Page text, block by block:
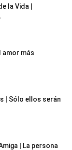
la Vida |
amor más
| Sólo ellos serán
| La persona